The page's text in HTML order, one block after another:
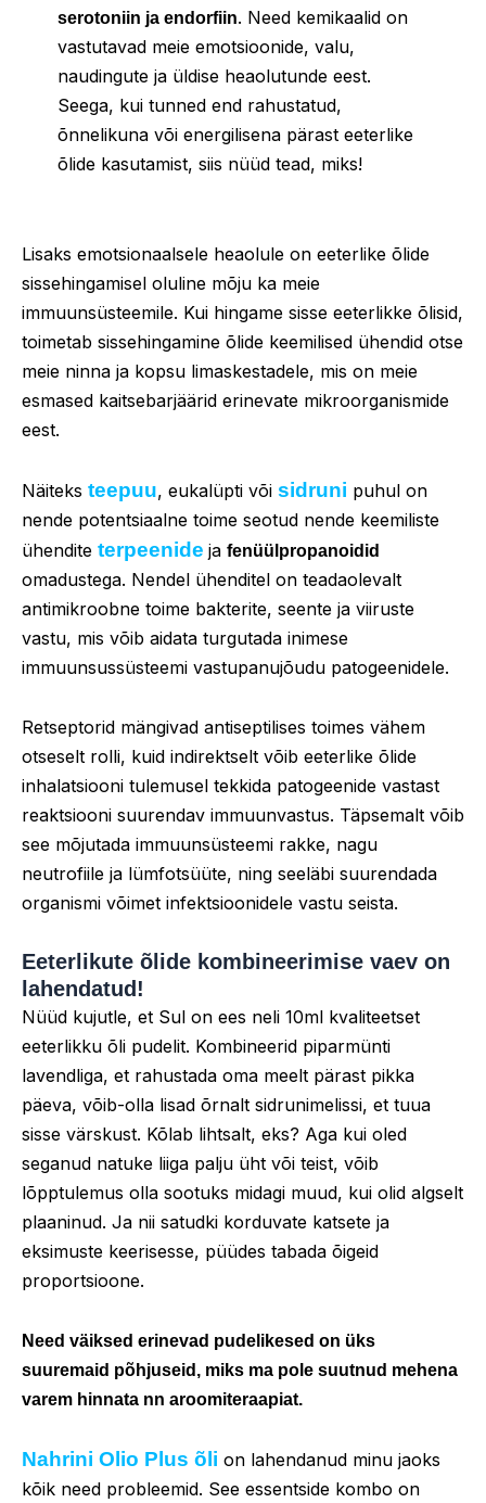
serotoniin ja endorfiin. Need kemikaalid on
vastutavad meie emotsioonide, valu,
naudingute ja üldise heaolutunde eest.
Seega, kui tunned end rahustatud,
õnnelikuna või energilisena pärast eeterlike
õlide kasutamist, siis nüüd tead, miks!
Lisaks emotsionaalsele heaolule on eeterlike õlide
sissehingamisel oluline mõju ka meie
immuunsüsteemile. Kui hingame sisse eeterlikke õlisid,
toimetab sissehingamine õlide keemilised ühendid otse
meie ninna ja kopsu limaskestadele, mis on meie
esmased kaitsebarjäärid erinevate mikroorganismide
eest.
Näiteks teepuu, eukalüpti või sidruni puhul on
nende potentsiaalne toime seotud nende keemiliste
ühendite terpeenide ja fenüülpropanoidid
omadustega. Nendel ühenditel on teadaolevalt
antimikroobne toime bakterite, seente ja viiruste
vastu, mis võib aidata turgutada inimese
immuunsussüsteemi vastupanujõudu patogeenidele.
Retseptorid mängivad antiseptilises toimes vähem
otseselt rolli, kuid indirektselt võib eeterlike õlide
inhalatsiooni tulemusel tekkida patogeenide vastast
reaktsiooni suurendav immuunvastus. Täpsemalt võib
see mõjutada immuunsüsteemi rakke, nagu
neutrofiile ja lümfotsüüte, ning seeläbi suurendada
organismi võimet infektsioonidele vastu seista.
Eeterlikute õlide kombineerimise vaev on
lahendatud!
Nüüd kujutle, et Sul on ees neli 10ml kvaliteetset
eeterlikku õli pudelit. Kombineerid piparmünti
lavendliga, et rahustada oma meelt pärast pikka
päeva, võib-olla lisad õrnalt sidrunimelissi, et tuua
sisse värskust. Kõlab lihtsalt, eks? Aga kui oled
seganud natuke liiga palju üht või teist, võib
lõpptulemus olla sootuks midagi muud, kui olid algselt
plaaninud. Ja nii satudki korduvate katsete ja
eksimuste keerisesse, püüdes tabada õigeid
proportsioone.
Need väiksed erinevad pudelikesed on üks
suuremaid põhjuseid, miks ma pole suutnud mehena
varem hinnata nn aroomiteraapiat.
Nahrini Olio Plus õli on lahendanud minu jaoks
kõik need probleemid. See essentside kombo on